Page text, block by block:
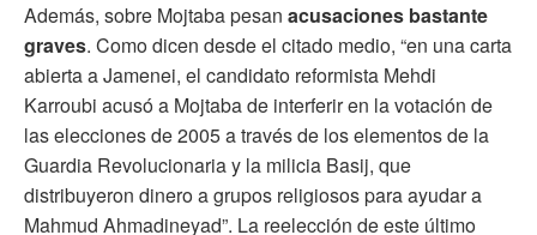
Además, sobre Mojtaba pesan acusaciones bastante
graves. Como dicen desde el citado medio, “en una carta
abierta a Jamenei, el candidato reformista Mehdi
Karroubi acusó a Mojtaba de interferir en la votación de
las elecciones de 2005 a través de los elementos de la
Guardia Revolucionaria y la milicia Basij, que
distribuyeron dinero a grupos religiosos para ayudar a
Mahmud Ahmadineyad”. La reelección de este último